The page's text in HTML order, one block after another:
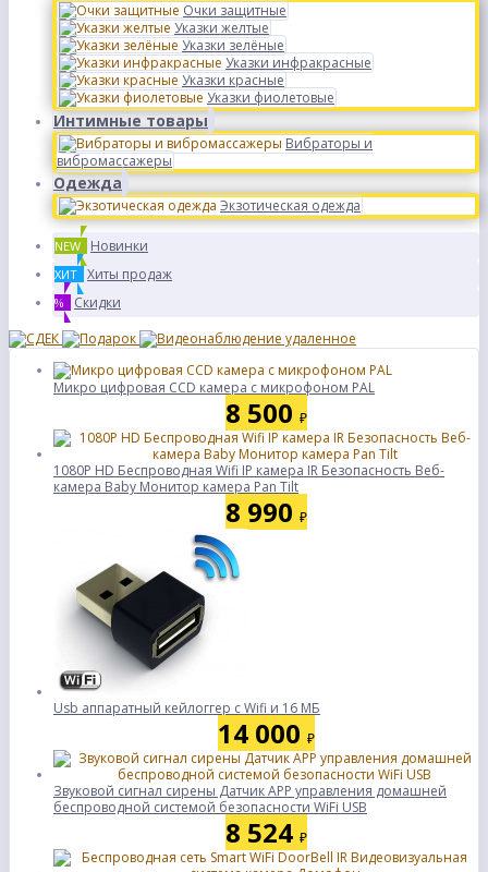
Очки защитные
Указки желтые
Указки зелёные
Указки инфракрасные
Указки красные
Указки фиолетовые
Интимные товары
Вибраторы и
вибромассажеры
Одежда
Экзотическая одежда
NEW Новинки
ХИТ Хиты продаж
% Скидки
Микро цифровая CCD камера с микрофоном PAL
8 500 ₽
1080P HD Беспроводная Wifi IP камера IR Безопасность Веб-
камера Baby Монитор камера Pan Tilt
8 990 ₽
Usb аппаратный кейлоггер с Wifi и 16 МБ
14 000 ₽
Звуковой сигнал сирены Датчик APP управления домашней
беспроводной системой безопасности WiFi USB
8 524 ₽